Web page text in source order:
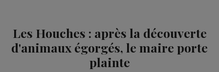
Les Houches : après la découverte
d'animaux égorgés, le maire porte
plainte